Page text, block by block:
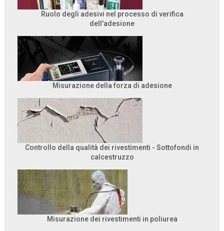
Ruolo degli adesivi nel processo di verifica
dell'adesione
Misurazione della forza di adesione
Controllo della qualità dei rivestimenti - Sottofondi in
calcestruzzo
Misurazione dei rivestimenti in poliurea